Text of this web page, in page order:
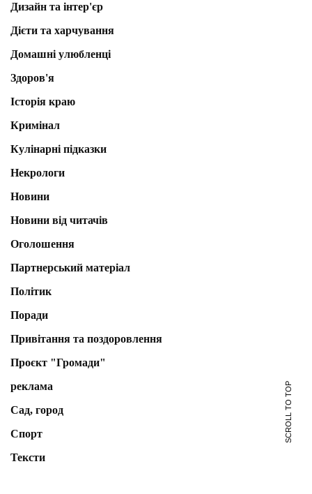
Дизайн та інтер'єр
Дієти та харчування
Домашні улюбленці
Здоров'я
Історія краю
Кримінал
Кулінарні підказки
Некрологи
Новини
Новини від читачів
Оголошення
Партнерський матеріал
Політик
Поради
Привітання та поздоровлення
Проєкт "Громади"
реклама
Сад, город
Спорт
Тексти
SCROLL TO TOP